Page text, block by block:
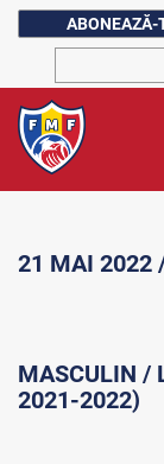
ABONEAZĂ-
21 MAI 2022
MASCULIN /
2021-2022)